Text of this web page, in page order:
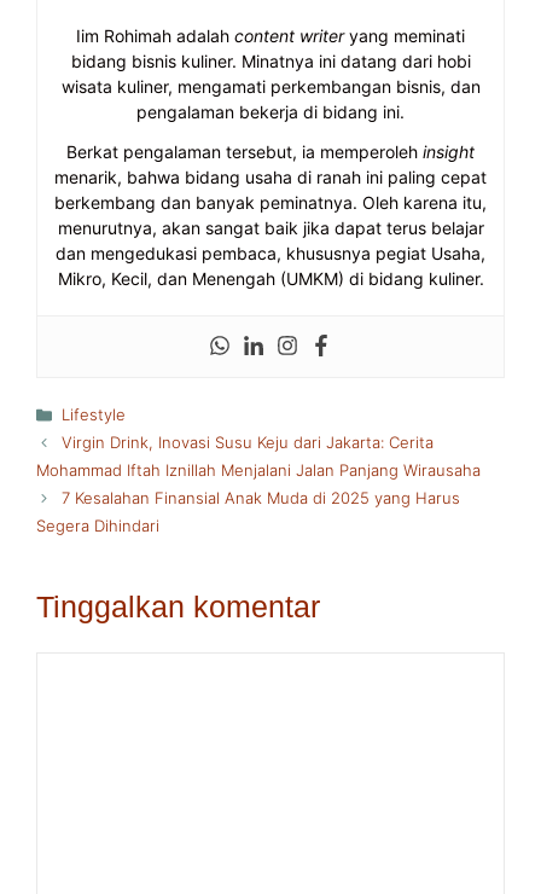
Iim Rohimah adalah content writeryang meminati
bidang bisnis kuliner. Minatnya ini datang dari hobi
wisata kuliner, mengamati perkembangan bisnis, dan
pengalaman bekerja di bidang ini.
Berkat pengalaman tersebut, ia memperoleh insight
menarik, bahwa bidang usaha di ranah ini paling cepat
berkembang dan banyak peminatnya. Oleh karena itu,
menurutnya, akan sangat baik jika dapat terus belajar
dan mengedukasi pembaca, khususnya pegiat Usaha,
Mikro, Kecil, dan Menengah (UMKM) di bidang kuliner.
Kategori
Lifestyle
Virgin Drink, Inovasi Susu Keju dari Jakarta: Cerita
Mohammad Iftah Iznillah Menjalani Jalan Panjang Wirausaha
7 Kesalahan Finansial Anak Muda di 2025 yang Harus
Segera Dihindari
Tinggalkan komentar